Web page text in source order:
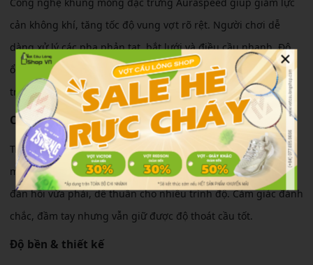
cản không khí, tăng tốc độ vung vợt rõ rệt. Người chơi dễ
dàng xử lý các pha phản tạt, bắt lưới và điều cầu nhanh. Độ
ổn định mặt vợt tốt, hỗ trợ kiểm soát hướng cầu chính xác
trong các tình huống đôi công tốc độ cao.
Cảm giác sử dụng
Trọng lượng 4U nhẹ tay, linh hoạt, giúp xoay chuyển liên tục
mà không gây mỏi cổ tay. Thân vợt trung bình – cứng tạo độ
đàn hồi vừa phải, dễ thuần cho nhiều trình độ. Cảm giác đánh
chắc, đầm tay nhưng vẫn giữ được độ thoát cầu tốt.
Độ bền & thiết kế
×